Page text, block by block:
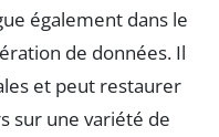
également dans le
de données. Il
et peut restaurer
sur une variété de